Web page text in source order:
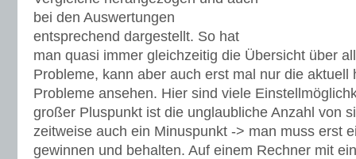
bei den Auswertungen
entsprechend dargestellt. So hat
man quasi immer gleichzeitig die Übersicht über
Probleme, kann aber auch erst mal nur die aktuell
Probleme ansehen. Hier sind viele
großer Pluspunkt ist die unglaubliche Anzahl von
zeitweise auch ein Minuspunkt -> man muss erst
gewinnen und behalten. Auf einem Rechner mit